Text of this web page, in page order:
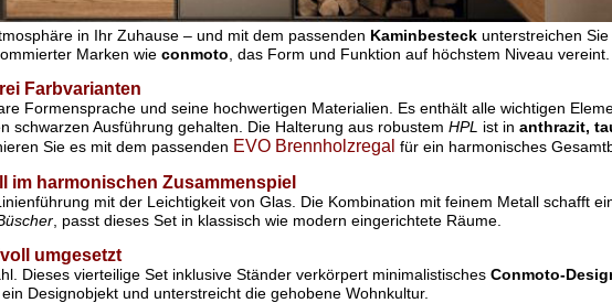
in Ihr Zuhause – und mit dem passenden Kaminbesteckunterstreichen Sie
Marken wie conmoto , das Form und Funktion auf höchstem Niveau vereint.
Farbvarianten
Formensprache und seine hochwertigen Materialien. Es enthält alle wichtigen
schwarzen Ausführung gehalten. Die Halterung aus robustem HPL ist in anthrazit,
Sie es mit dem passenden EVO Brennholzregal für ein harmonisches
im harmonischen Zusammenspiel
mit der Leichtigkeit von Glas. Die Kombination mit feinem Metall schafft
, passt dieses Set in klassisch wie modern eingerichtete Räume.
umgesetzt
Dieses vierteilige Set inklusive Ständer verkörpert minimalistisches Conmoto-
Designobjekt und unterstreicht die gehobene Wohnkultur.